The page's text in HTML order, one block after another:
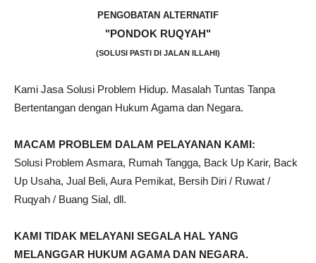
PENGOBATAN ALTERNATIF
"PONDOK RUQYAH"
(SOLUSI PASTI DI JALAN ILLAHI)
Kami Jasa Solusi Problem Hidup. Masalah Tuntas Tanpa
Bertentangan dengan Hukum Agama dan Negara.
MACAM PROBLEM DALAM PELAYANAN KAMI:
Solusi Problem Asmara, Rumah Tangga, Back Up Karir, Back
Up Usaha, Jual Beli, Aura Pemikat, Bersih Diri / Ruwat /
Ruqyah / Buang Sial, dll.
KAMI TIDAK MELAYANI SEGALA HAL YANG
MELANGGAR HUKUM AGAMA DAN NEGARA.